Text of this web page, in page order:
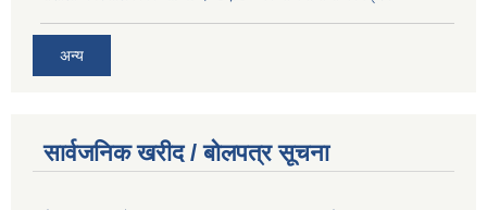
अन्य
सार्वजनिक खरीद / बोलपत्र सूचना